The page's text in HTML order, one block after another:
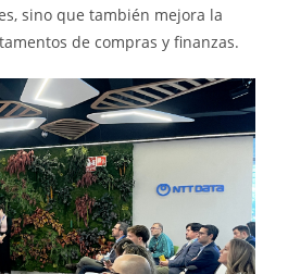
sino que también mejora la
de compras y finanzas.